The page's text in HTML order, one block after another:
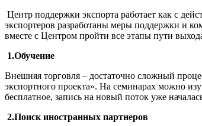
Центр поддержки экспорта работает как с
экспортеров разработаны меры поддержки и
вместе с Центром пройти все этапы пути
1.Обучение
Внешняя торговля – достаточно сложный
экспортного проекта». На семинарах можно
бесплатное, запись на новый поток уже
2.Поиск иностранных партнеров